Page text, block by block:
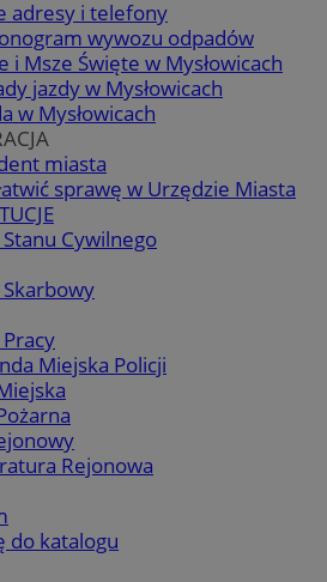
adresy i telefony
wywozu odpadów
i Msze Święte w Mysłowicach
jazdy w Mysłowicach
w Mysłowicach
miasta
sprawę w Urzędzie Miasta
Cywilnego
Miejska Policji
Rejonowa
do katalogu